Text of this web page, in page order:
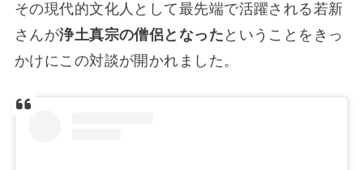
その現代的文化人として最先端で活躍される若新
さんが浄土真宗の僧侶となった ということをきっ
かけにこの対談が開かれました。